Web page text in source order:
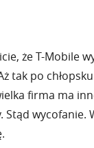
że T-Mobile
tak po
firma ma
Stąd wycofanie.